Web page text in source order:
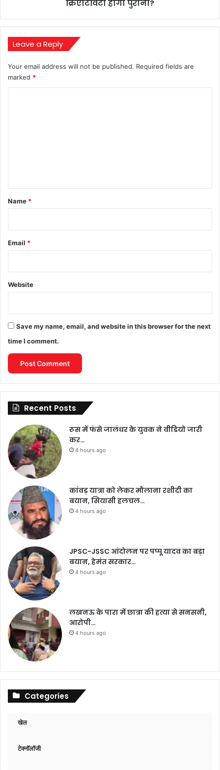
क्रिएटिविटी होगी पुरानी?
Leave a Reply
Your email address will not be published. Required fields are
marked *
*
Name *
Email *
Website
Save my name, email, and website in this browser for the next
time I comment.
Recent Posts
रूस में फंसे जालंधर के युवक ने वीडियो जारी
कर…
4 hours ago
कांवड़ यात्रा को लेकर मौलाना रशीदी का
बयान, सियासी हलचल…
4 hours ago
JPSC-JSSC आंदोलन पर पप्पू यादव का बड़ा
बयान, हेमंत सरकार…
4 hours ago
लखनऊ के पारा में छात्रा की हत्या से सनसनी,
आरोपी…
4 hours ago
Categories
खेल
टेक्नॉलॉजी